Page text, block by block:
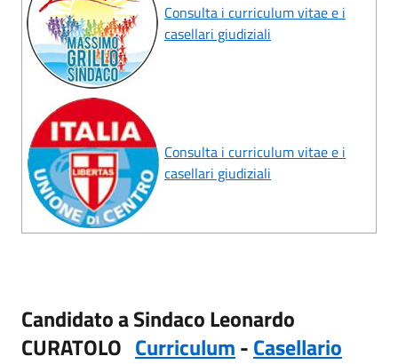
Consulta i curriculum vitae e i
casellari giudiziali
Consulta i curriculum vitae e i
casellari giudiziali
Candidato a SindacoLeonardo
CURATOLO Curriculum-Casellario